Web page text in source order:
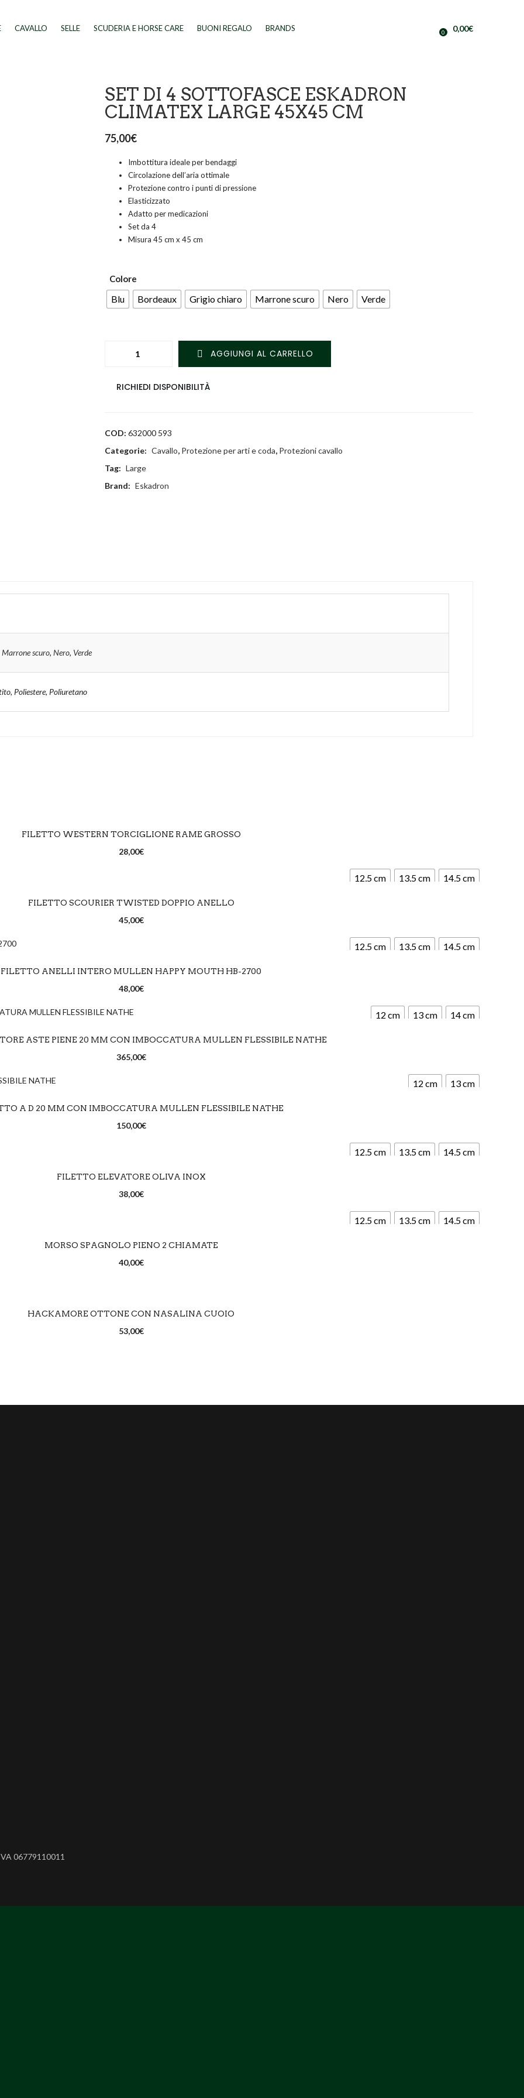
CAVALLO SELLE SCUDERIA E HORSE CARE BUONI REGALO BRANDS 0 0,00€
SET DI 4 SOTTOFASCE ESKADRON
CLIMATEX LARGE 45X45 CM
75,00€
Imbottitura ideale per bendaggi
Circolazione dell’aria ottimale
Protezione contro i punti di pressione
Elasticizzato
Adatto per medicazioni
Set da 4
Misura 45 cm x 45 cm
Colore
Blu Bordeaux Grigio chiaro Marrone scuro Nero Verde
AGGIUNGI AL CARRELLO
RICHIEDI DISPONIBILITÀ
COD: 632000 593
Categorie: Cavallo, Protezione per arti e coda, Protezioni cavallo
Tag: Large
Brand: Eskadron
Marrone scuro, Nero, Verde
Poliestere, Poliuretano
FILETTO WESTERN TORCIGLIONE RAME GROSSO
28,00€
RICHIEDI DISPONIBILITÀ
12,5 cm 13,5 cm 14,5 cm
FILETTO SCOURIER TWISTED DOPPIO ANELLO
45,00€
12,5 cm 13,5 cm 14,5 cm
FILETTO ANELLI INTERO MULLEN HAPPY MOUTH HB-2700
48,00€
12 cm 13 cm 14 cm
ASTE PIENE 20 MM CON IMBOCCATURA MULLEN FLESSIBILE NATHE
365,00€
12 cm 13 cm
A D 20 MM CON IMBOCCATURA MULLEN FLESSIBILE NATHE
150,00€
12,5 cm 13,5 cm 14,5 cm
FILETTO ELEVATORE OLIVA INOX
38,00€
12,5 cm 13,5 cm 14,5 cm
MORSO SPAGNOLO PIENO 2 CHIAMATE
40,00€
HACKAMORE OTTONE CON NASALINA CUOIO
53,00€
RICHIEDI DISPONIBILITÀ
06779110011